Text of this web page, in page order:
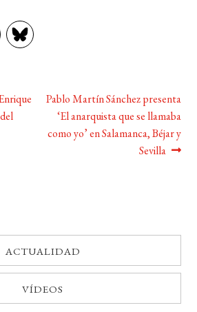
CONTACTO
BUSCAR
Siguiente:
Pablo Martín Sánchez presenta
‘El anarquista que se llamaba
como yo’ en Salamanca, Béjar y
Sevilla
ACTUALIDAD
VÍDEOS